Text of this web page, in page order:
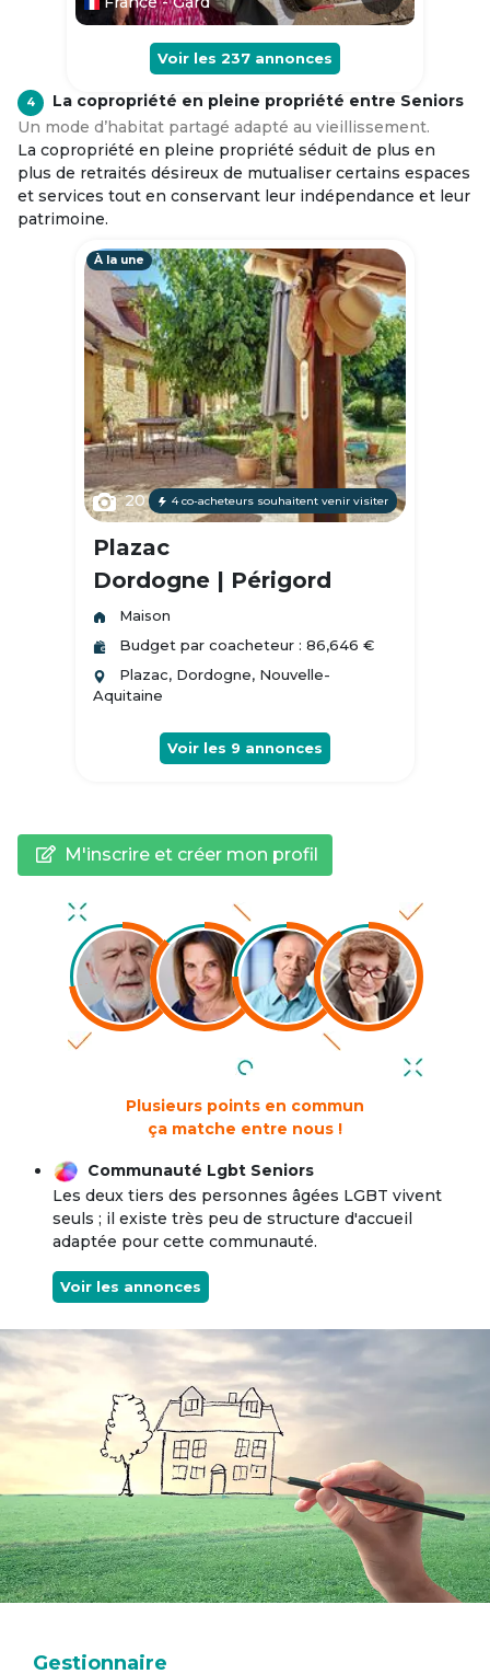
Voir les 237 annonces
4
La copropriété en pleine propriété entre Seniors
Un mode d’habitat partagé adapté au vieillissement.
La copropriété en pleine propriété séduit de plus en
plus de retraités désireux de mutualiser certains espaces
et services tout en conservant leur indépendance et leur
patrimoine.
À la une
20 4 co-acheteurs souhaitent venir visiter
Plazac
Dordogne | Périgord
Maison
Budget par coacheteur : 86,646 €
Plazac, Dordogne, Nouvelle-
Aquitaine
Voir les 9 annonces
M'inscrire et créer mon profil
Plusieurs points en commun
ça matche entre nous !
Communauté Lgbt Seniors
Les deux tiers des personnes âgées LGBT vivent
seuls ; il existe très peu de structure d'accueil
adaptée pour cette communauté.
Voir les annonces
Gestionnaire